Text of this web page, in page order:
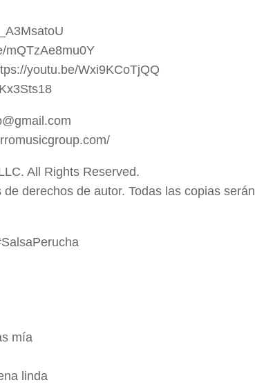
mQTzAe8mu0Y
youtu.be/Wxi9KCoTjQQ
All Rights Reserved.
derechos de autor. Todas las copias serán
mía
linda